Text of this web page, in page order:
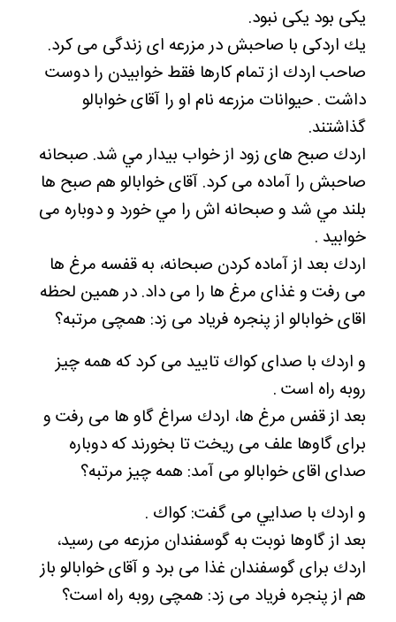
يكى بود يكى نبود.
يك اردكى با صاحبش در مزرعه اى زندگى مى كرد.
صاحب اردك از تمام كارها فقط خوابيدن را دوست
داشت . حیوانات مزرعه نام او را آقای خوابالو
گذاشتند.
اردك صبح هاى زود از خواب بيدار مي شد. صبحانه
صاحبش را آماده مى كرد. آقاى خوابالو هم صبح ها
بلند مي شد و صبحانه اش را مي خورد و دوباره مى
خوابيد .
اردك بعد از آماده كردن صبحانه، به قفسه مرغ ها
مى رفت و غذاى مرغ ها را مى داد. در همين لحظه
اقاى خوابالو از پنجره فرياد مى زد: همچى مرتبه؟
و اردك با صداى كواك تاييد مى كرد كه همه چيز
روبه راه است .
بعد از قفس مرغ ها، اردك سراغ گاو ها مى رفت و
براى گاوها علف مى ريخت تا بخورند كه دوباره
صداى اقاى خوابالو مى آمد: همه چيز مرتبه؟
و اردك با صدايي مى گفت: كواك .
بعد از گاوها نوبت به گوسفندان مزرعه مى رسيد،
اردك براى گوسفندان غذا مى برد و آقاى خوابالو باز
هم از پنجره فرياد مى زد: همچى روبه راه است؟